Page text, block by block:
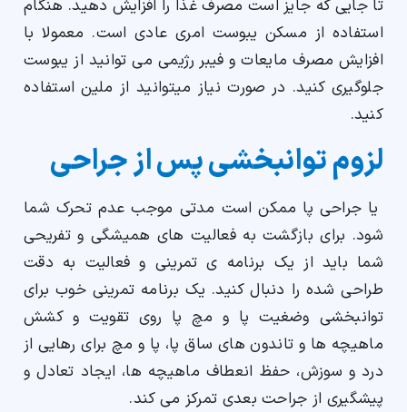
تا جایی که جایز است مصرف غذا را افزایش دهید. هنگام
استفاده از مسکن یبوست امری عادی است. معمولا با
افزایش مصرف مایعات و فیبر رژیمی می توانید از یبوست
جلوگیری کنید. در صورت نیاز میتوانید از ملین استفاده
کنید.
لزوم توانبخشی پس از جراحی
یا جراحی پا ممکن است مدتی موجب عدم تحرک شما
شود. برای بازگشت به فعالیت های همیشگی و تفریحی
شما باید از یک برنامه ی تمرینی و فعالیت به دقت
طراحی شده را دنبال کنید. یک برنامه تمرینی خوب برای
توانبخشی وضغیت پا و مچ پا روی تقویت و کشش
ماهیچه ها و تاندون های ساق‌ پا، پا و‌ مچ برای رهایی از
درد و سوزش، حفظ انعطاف ماهیچه ها، ایجاد تعادل و
پیشگیری از جراحت بعدی تمرکز می کند.